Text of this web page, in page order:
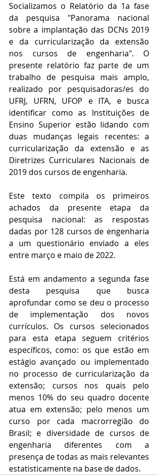
Socializamos o Relatório da 1a fase
da pesquisa "Panorama nacional
sobre a implantação das DCNs 2019
e da curricularização da extensão
nos cursos de engenharia". O
presente relatório faz parte de um
trabalho de pesquisa mais amplo,
realizado por pesquisadoras/es do
UFRJ, UFRN, UFOP e ITA, e busca
identificar como as Instituições de
Ensino Superior estão lidando com
duas mudanças legais recentes: a
curricularização da extensão e as
Diretrizes Curriculares Nacionais de
2019 dos cursos de engenharia.
Este texto compila os primeiros
achados da presente etapa da
pesquisa nacional: as respostas
dadas por 128 cursos de engenharia
a um questionário enviado a eles
entre março e maio de 2022.
Está em andamento a segunda fase
desta pesquisa que busca
aprofundar como se deu o processo
de implementação dos novos
currículos. Os cursos selecionados
para esta etapa seguem critérios
específicos, como: os que estão em
estágio avançado ou implementado
no processo de curricularização da
extensão; cursos nos quais pelo
menos 10% do seu quadro docente
atua em extensão; pelo menos um
curso por cada macrorregião do
Brasil; e diversidade de cursos de
engenharia diferentes com a
presença de todas as mais relevantes
estatisticamente na base de dados.